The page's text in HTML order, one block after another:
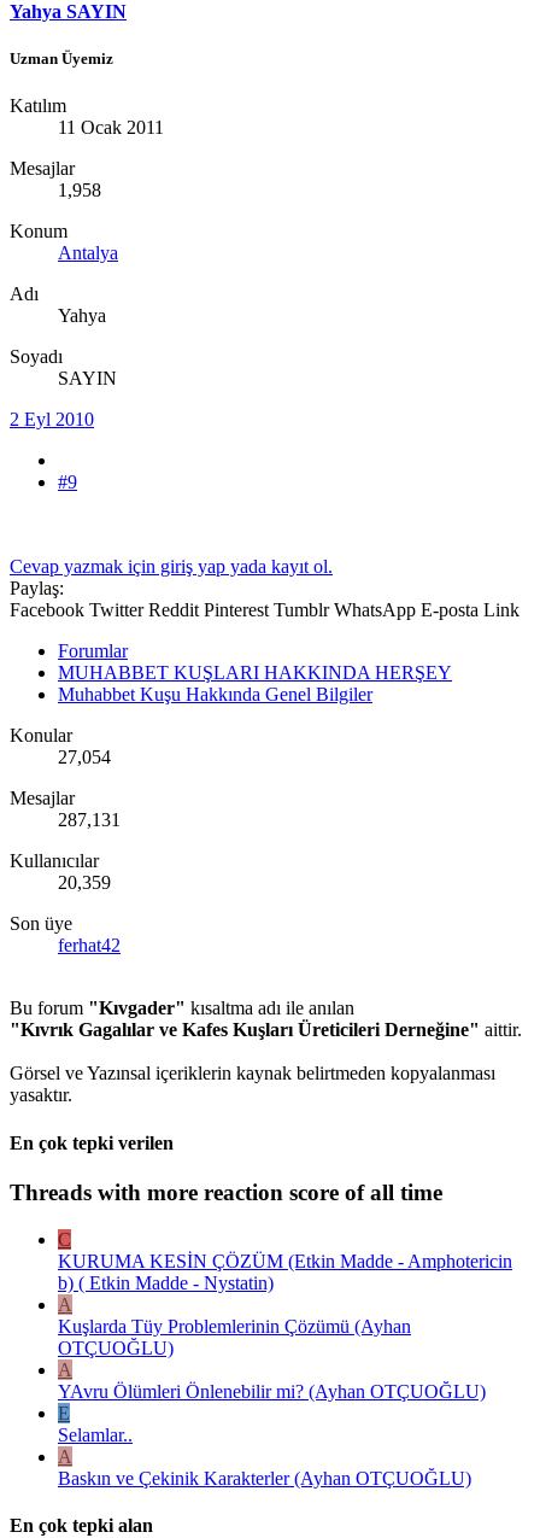
Yahya SAYIN
Uzman Üyemiz
Katılım
11 Ocak 2011
Mesajlar
1,958
Konum
Antalya
Adı
Yahya
Soyadı
SAYIN
2 Eyl 2010
#9
Cevap yazmak için giriş yap yada kayıt ol.
Paylaş:
Facebook Twitter Reddit Pinterest Tumblr WhatsApp E-posta Link
Forumlar
MUHABBET KUŞLARI HAKKINDA HERŞEY
Muhabbet Kuşu Hakkında Genel Bilgiler
Konular
27,054
Mesajlar
287,131
Kullanıcılar
20,359
Son üye
ferhat42
Bu forum "Kıvgader" kısaltma adı ile anılan
"Kıvrık Gagalılar ve Kafes Kuşları Üreticileri Derneğine" aittir.
Görsel ve Yazınsal içeriklerin kaynak belirtmeden kopyalanması
yasaktır.
En çok tepki verilen
Threads with more reaction score of all time
C
KURUMA KESİN ÇÖZÜM (Etkin Madde - Amphotericin
b) ( Etkin Madde - Nystatin)
A
Kuşlarda Tüy Problemlerinin Çözümü (Ayhan
OTÇUOĞLU)
A
YAvru Ölümleri Önlenebilir mi? (Ayhan OTÇUOĞLU)
E
Selamlar..
A
Baskın ve Çekinik Karakterler (Ayhan OTÇUOĞLU)
En çok tepki alan